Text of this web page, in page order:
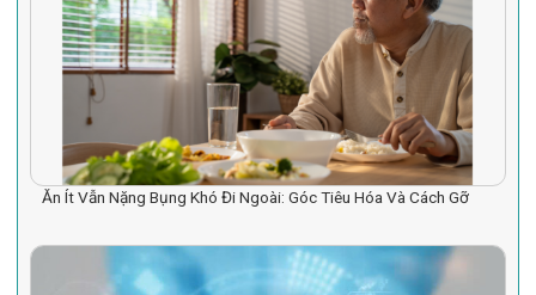
Ăn Ít Vẫn Nặng Bụng Khó Đi Ngoài: Góc Tiêu Hóa Và Cách Gỡ